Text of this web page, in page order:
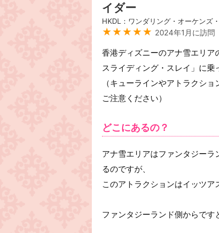
イダー
HKDL：ワンダリング・オーケンズ
★★★★★ 2024年1月に訪問
香港ディズニーのアナ雪エリア
スライディング・スレイ」に
（キューラインやアトラクシ
ご注意ください）
どこにあるの？
アナ雪エリアはファンタジー
るのですが、
このアトラクションはイッツア
ファンタジーランド側からです